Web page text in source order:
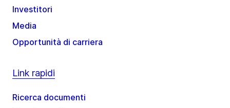
Investitori
Media
Opportunità di carriera
Link rapidi
Ricerca documenti